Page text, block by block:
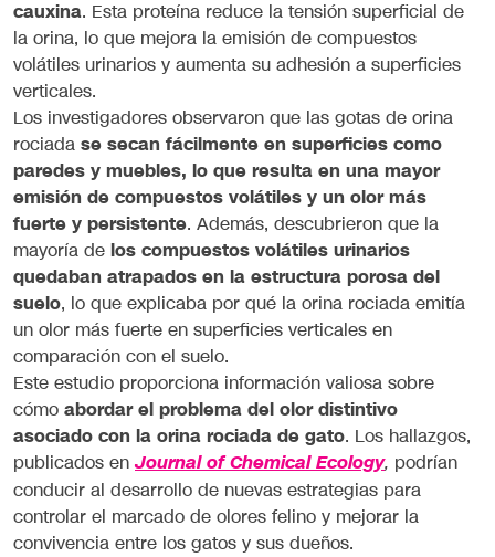
cauxina. Esta proteína reduce la tensión superficial de
la orina, lo que mejora la emisión de compuestos
volátiles urinarios y aumenta su adhesión a superficies
verticales.
Los investigadores observaron que las gotas de orina
rociada se secan fácilmente en superficies como
paredes y muebles, lo que resulta en una mayor
emisión de compuestos volátiles y un olor más
fuerte y persistente. Además, descubrieron que la
mayoría de los compuestos volátiles urinarios
quedaban atrapados en la estructura porosa del
suelo, lo que explicaba por qué la orina rociada emitía
un olor más fuerte en superficies verticales en
comparación con el suelo.
Este estudio proporciona información valiosa sobre
cómo abordar el problema del olor distintivo
asociado con la orina rociada de gato. Los hallazgos,
publicados en Journal of Chemical Ecology, podrían
conducir al desarrollo de nuevas estrategias para
controlar el marcado de olores felino y mejorar la
convivencia entre los gatos y sus dueños.